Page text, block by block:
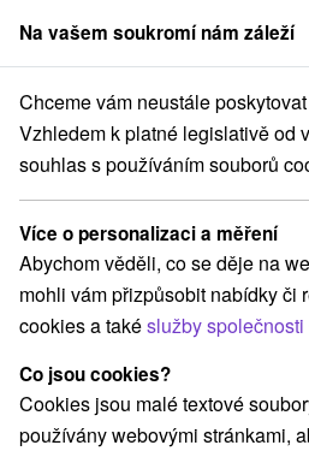
člen skupinySorger
Blog Koronavírus
Koronavírus
Kategorie
Všechny kategorie
Pobyty(19)
Nízke Tatry(14) Koronavírus(1)
Na vašem soukromí nám záleží
Chceme vám neustále
Vzhledem k platné legislativě od
souhlas s používáním souborů
Více o personalizaci a měření
Abychom věděli, co se děje na
mohli vám přizpůsobit nabídky či
cookies a takéslužby
Co jsou cookies?
Cookies jsou malé textové
používány webovými stránkami,